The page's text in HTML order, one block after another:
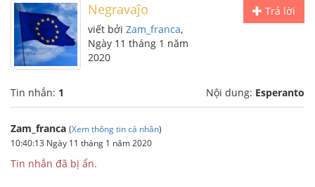
Trả lời
Negravaĵo
viết bởi Zam_franca,
Ngày 11 tháng 1 năm
2020
Tin nhắn: 1 Nội dung: Esperanto
Zam_franca (Xem thông tin cá nhân)
10:40:13 Ngày 11 tháng 1 năm 2020
Tin nhắn đã bị ẩn.